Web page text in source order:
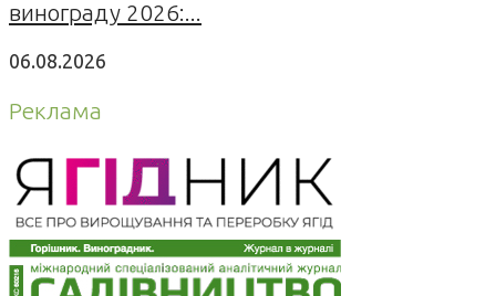
винограду 2026:...
06.08.2026
Реклама